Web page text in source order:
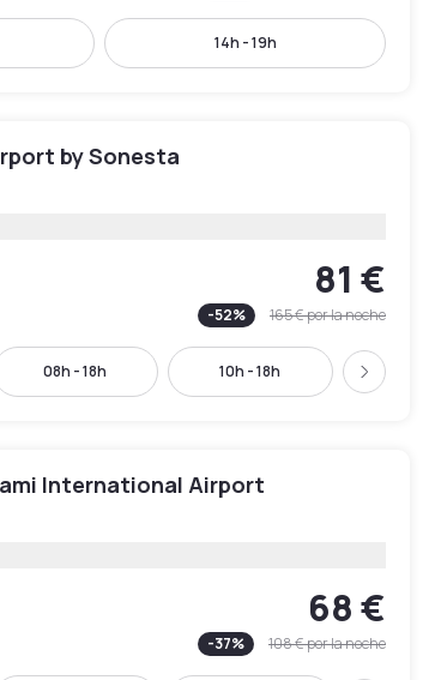
14h - 19h
by Sonesta
81 €
-52% 165 €por la noche
08h - 18h 10h - 18h Siguiente
International Airport
68 €
-37% 108 €por la noche